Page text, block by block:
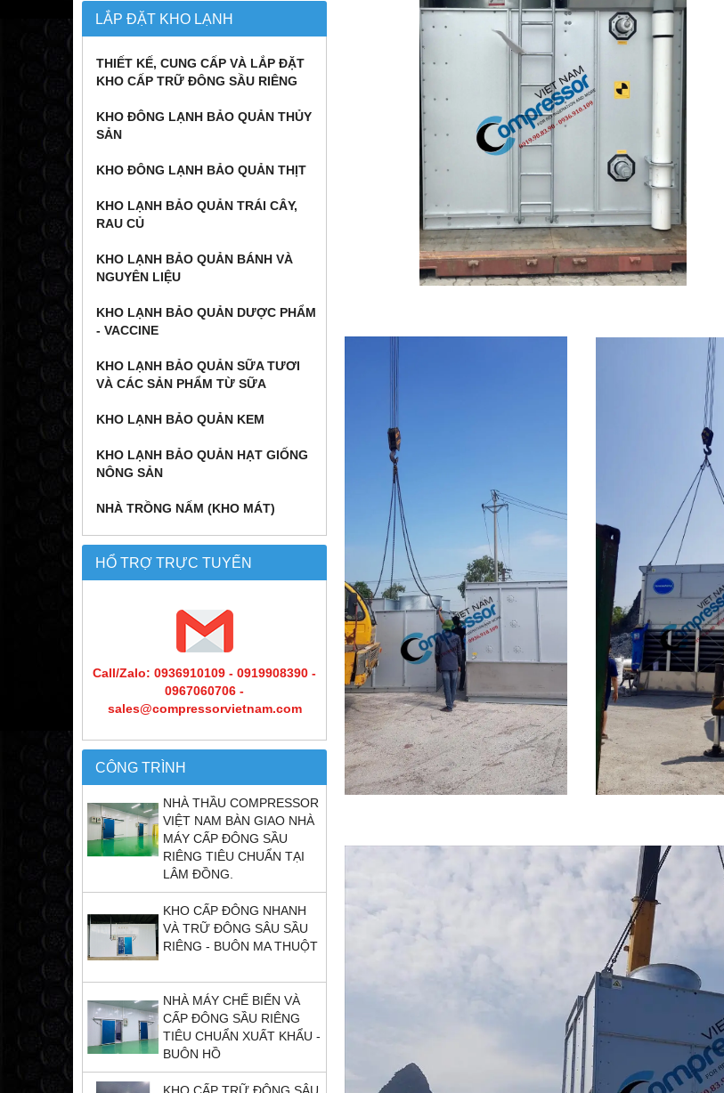
LẮP ĐẶT KHO LẠNH
THIẾT KẾ, CUNG CẤP VÀ LẮP ĐẶT
KHO CẤP TRỮ ĐÔNG SẦU RIÊNG
KHO ĐÔNG LẠNH BẢO QUẢN THỦY
SẢN
KHO ĐÔNG LẠNH BẢO QUẢN THỊT
KHO LẠNH BẢO QUẢN TRÁI CÂY,
RAU CỦ
KHO LẠNH BẢO QUẢN BÁNH VÀ
NGUYÊN LIỆU
KHO LẠNH BẢO QUẢN DƯỢC PHẨM
- VACCINE
KHO LẠNH BẢO QUẢN SỮA TƯƠI
VÀ CÁC SẢN PHẨM TỪ SỮA
KHO LẠNH BẢO QUẢN KEM
KHO LẠNH BẢO QUẢN HẠT GIỐNG
NÔNG SẢN
NHÀ TRỒNG NẤM (KHO MÁT)
HỔ TRỢ TRỰC TUYẾN
Call/Zalo: 0936910109 - 0919908390 -
0967060706 -
sales@compressorvietnam.com
CÔNG TRÌNH
NHÀ THẦU COMPRESSOR
VIỆT NAM BÀN GIAO NHÀ
MÁY CẤP ĐÔNG SẦU
RIÊNG TIÊU CHUẨN TẠI
LÂM ĐỒNG.
KHO CẤP ĐÔNG NHANH
VÀ TRỮ ĐÔNG SÂU SẦU
RIÊNG - BUÔN MA THUỘT
NHÀ MÁY CHẾ BIẾN VÀ
CẤP ĐÔNG SẦU RIÊNG
TIÊU CHUẨN XUẤT KHẨU -
BUÔN HỒ